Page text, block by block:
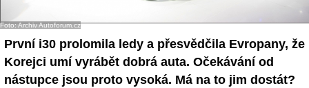
Foto: Archiv Autoforum.cz
První i30 prolomila ledy a přesvědčila Evropany, že
Korejci umí vyrábět dobrá auta. Očekávání od
nástupce jsou proto vysoká. Má na to jim dostát?